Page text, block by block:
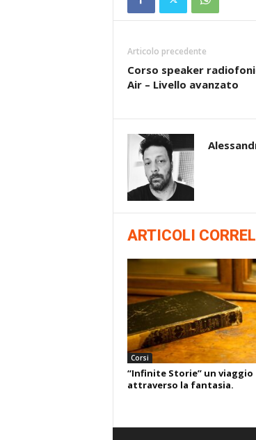
Articolo precedente
Corso speaker
Air – Livello avanzato
ARTICOLI
Corsi
“Infinite Storie” un viaggio
attraverso la fantasia.